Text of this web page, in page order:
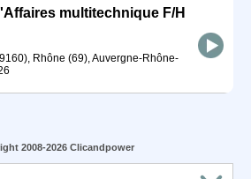
multitechnique F/H
Rhône (69), Auvergne-Rhône-
2008-2026 Clicandpower